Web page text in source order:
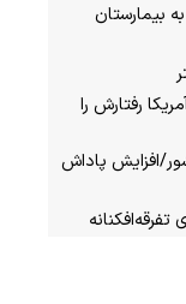
پاساژ علاءالدین؛ 6 نفر به بیمارستان
رفتارش را
افزایش پاداش